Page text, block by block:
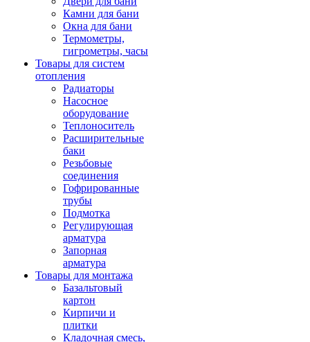
Камни для бани
Окна для бани
Термометры,
гигрометры, часы
Товары для систем
отопления
Радиаторы
Насосное
оборудование
Теплоноситель
Расширительные
баки
Резьбовые
соединения
Гофрированные
трубы
Подмотка
Регулирующая
арматура
Запорная
арматура
Товары для монтажа
Базальтовый
картон
Кирпичи и
плитки
Кладочная смесь,